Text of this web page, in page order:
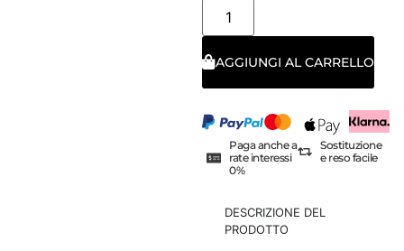
AGGIUNGI AL CARRELLO
Paga anche a
rate interessi
0%
Sostituzione
e reso facile
DESCRIZIONE DEL
PRODOTTO